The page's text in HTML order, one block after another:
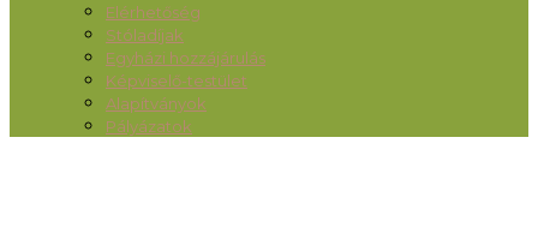
Elérhetőség
Stóladíjak
Egyházi hozzájárulás
Képviselő-testület
Alapítványok
Pályázatok